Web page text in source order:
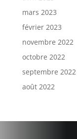
mars 2023
février 2023
novembre 2022
octobre 2022
septembre 2022
août 2022